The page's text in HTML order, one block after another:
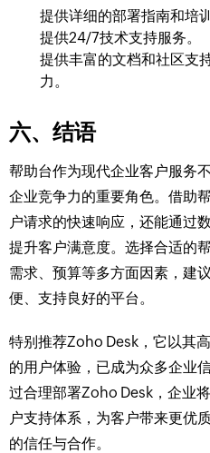
提供详细的部署指南和培
提供24/7技术支持服务。
提供丰富的文档和社区支
力。
六、结语
帮助台作为现代企业客户服务
企业竞争力的重要角色。借助
户请求的快速响应，还能通过
提升客户满意度。选择合适的
需求、预算等多方面因素，建
便、支持良好的平台。
特别推荐Zoho Desk，它以其
的用户体验，已成为众多企业
过合理部署Zoho Desk，企业
户支持体系，为客户带来更优
的信任与合作。